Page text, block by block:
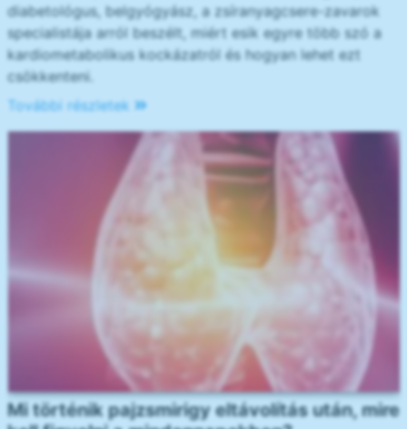
diabetológus, belgyógyász, a zsíranyagcsere-zavarok
specialistája arról beszélt, miért esik egyre több szó a
kardiometabolikus kockázatról és hogyan lehet ezt
csökkenteni.
További részletek
Mi történik pajzsmirigy eltávolítás után, mire